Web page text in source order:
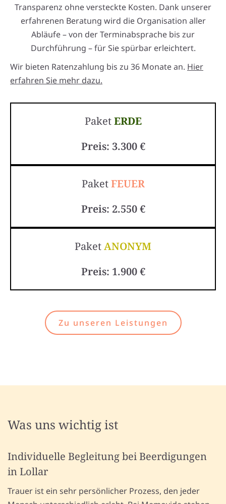
Transparenz ohne versteckte Kosten. Dank unserer
erfahrenen Beratung wird die Organisation aller
Abläufe – von der Terminabsprache bis zur
Durchführung – für Sie spürbar erleichtert.
Wir bieten Ratenzahlung bis zu 36 Monate an. Hier
erfahren Sie mehr dazu.
PaketERDE
Preis: 3.300 €
PaketFEUER
Preis: 2.550 €
PaketANONYM
Preis: 1.900 €
Zu unseren Leistungen
Was uns wichtig ist
Individuelle Begleitung bei Beerdigungen
in Lollar
Trauer ist ein sehr persönlicher Prozess, den jeder